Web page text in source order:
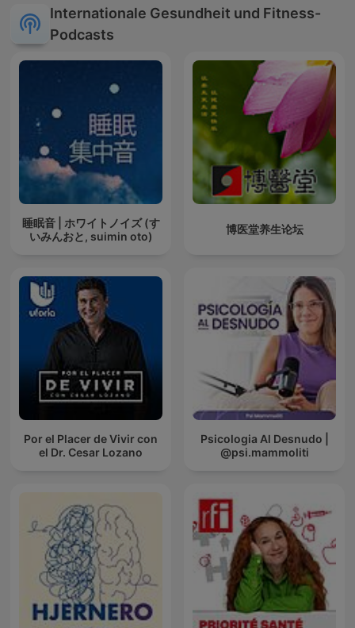
Internationale Gesundheit und Fitness-
Podcasts
睡眠音 | ホワイトノイズ (す
いみんおと, suimin oto)
博医堂养生论坛
Por el Placer de Vivir con
el Dr. Cesar Lozano
Psicologia Al Desnudo |
@psi.mammoliti